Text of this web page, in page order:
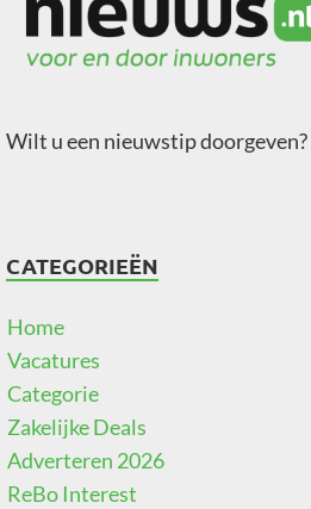
Wilt u een nieuwstip doorgeven?
CATEGORIEËN
Home
Vacatures
Categorie
Zakelijke Deals
Adverteren 2026
ReBo Interest